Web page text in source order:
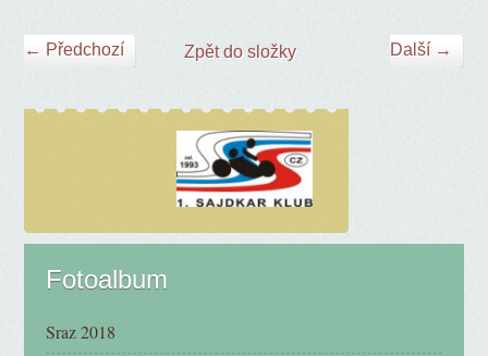
← Předchozí Další →
Zpět do složky
Fotoalbum
Sraz 2018